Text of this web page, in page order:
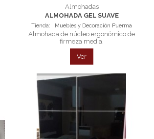
Almohadas
ALMOHADA GEL SUAVE
Tienda: Muebles y Decoración Puerma
Almohada de núcleo ergonómico de
firmeza media.
Ver